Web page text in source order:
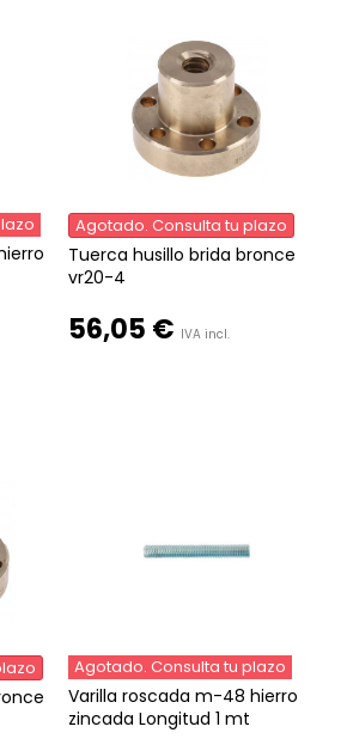
Agotado. Consulta tu plazo
Tuerca husillo brida bronce
vr20-4
56,05 € IVA incl.
Agotado. Consulta tu plazo
Varilla roscada m-48 hierro
zincada Longitud 1 mt